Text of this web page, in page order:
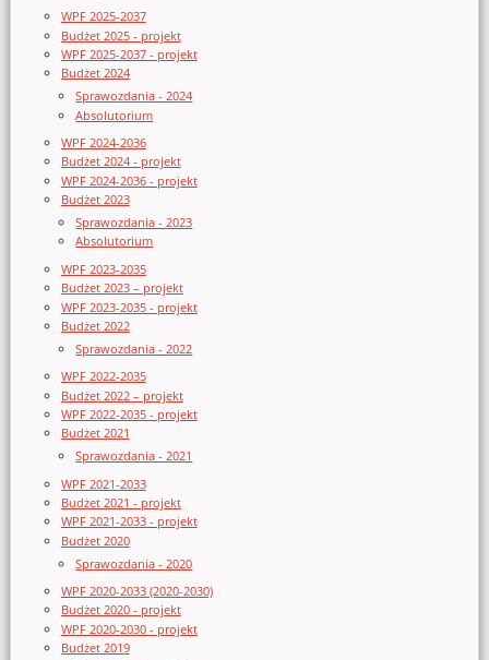
WPF 2025-2037
Budżet 2025 - projekt
WPF 2025-2037 - projekt
Budżet 2024
Sprawozdania - 2024
Absolutorium
WPF 2024-2036
Budżet 2024 - projekt
WPF 2024-2036 - projekt
Budżet 2023
Sprawozdania - 2023
Absolutorium
WPF 2023-2035
Budżet 2023 – projekt
WPF 2023-2035 - projekt
Budżet 2022
Sprawozdania - 2022
WPF 2022-2035
Budżet 2022 – projekt
WPF 2022-2035 - projekt
Budżet 2021
Sprawozdania - 2021
WPF 2021-2033
Budżet 2021 - projekt
WPF 2021-2033 - projekt
Budżet 2020
Sprawozdania - 2020
WPF 2020-2033 (2020-2030)
Budżet 2020 - projekt
WPF 2020-2030 - projekt
Budżet 2019